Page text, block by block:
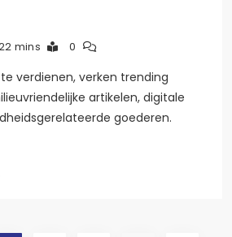
mins 0
verdienen, verken trending
artikelen, digitale
goederen.